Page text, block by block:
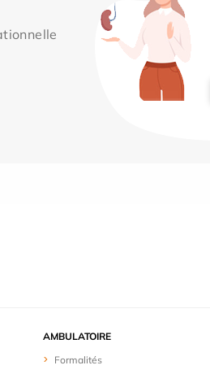
AMBULATOIRE
Formalités